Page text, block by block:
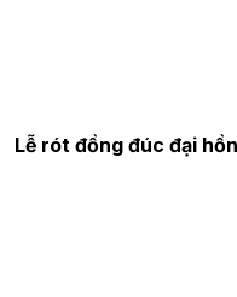
Lễ rót đồng đúc đại